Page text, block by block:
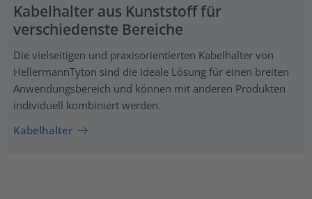
Kabelhalter aus Kunststoff für
verschiedenste Bereiche
Die vielseitigen und praxisorientierten Kabelhalter von
HellermannTyton sind die ideale Lösung für einen breiten
Anwendungsbereich und können mit anderen Produkten
individuell kombiniert werden.
Kabelhalter